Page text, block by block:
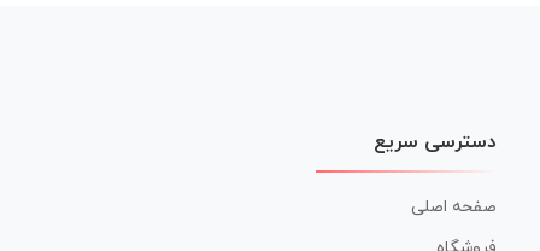
دسترسی سریع
صفحه اصلی